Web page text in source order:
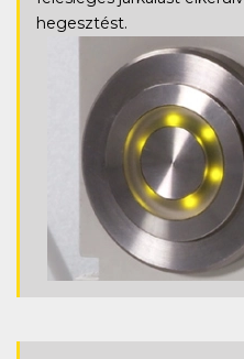
hegesztést.